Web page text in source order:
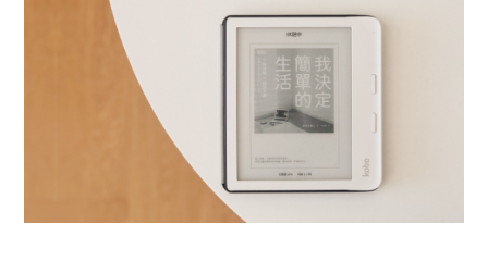
用的應用程式，抽離社群媒體、重拾休閒活動，重
新設定我的數位生活。當然，我列出的限制清單是
對我來說可有可無的應用程式，如果你覺得是必
需、對工作有影響，或是需要與遠距離的親友聯